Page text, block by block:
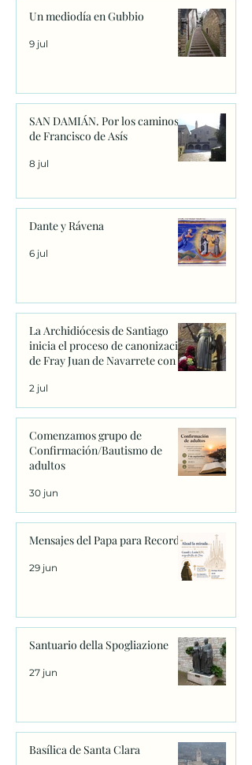
Un mediodía en Gubbio
9 jul
SAN DAMIÁN. Por los caminos
de Francisco de Asís
8 jul
Dante y Rávena
6 jul
La Archidiócesis de Santiago
inicia el proceso de canonización
de Fray Juan de Navarrete con la
firma de los primeros decretos
en Sanxenxo
2 jul
Comenzamos grupo de
Confirmación/Bautismo de
adultos
30 jun
Mensajes del Papa para Recordar
29 jun
Santuario della Spogliazione
27 jun
Basílica de Santa Clara